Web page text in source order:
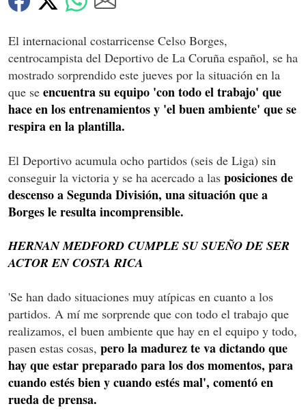
El internacional costarricense Celso Borges,
centrocampista del Deportivo de La Coruña español, se ha
mostrado sorprendido este jueves por la situación en la
que se encuentra su equipo 'con todo el trabajo' que
hace en los entrenamientos y 'el buen ambiente' que se
respira en la plantilla.
El Deportivo acumula ocho partidos (seis de Liga) sin
conseguir la victoria y se ha acercado a las posiciones de
descenso a Segunda División, una situación que a
Borges le resulta incomprensible.
HERNAN MEDFORD CUMPLE SU SUEÑO DE SER
ACTOR EN COSTA RICA
'Se han dado situaciones muy atípicas en cuanto a los
partidos. A mí me sorprende que con todo el trabajo que
realizamos, el buen ambiente que hay en el equipo y todo,
pasen estas cosas, pero la madurez te va dictando que
hay que estar preparado para los dos momentos, para
cuando estés bien y cuando estés mal', comentó en
rueda de prensa.